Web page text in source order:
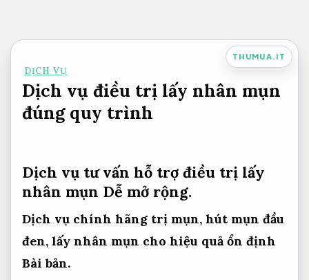
nội
dung
THUMUA.IT
DỊCH VỤ
Dịch vụ điều trị lấy nhân mụn
đúng quy trình
Dịch vụ tư vấn hỗ trợ điều trị lấy
nhân mụn Dễ mở rộng.
Dịch vụ chính hãng trị mụn, hút mụn đầu
đen, lấy nhân mụn cho hiệu quả ổn định
Bài bản.